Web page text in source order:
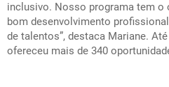
inclusivo. Nosso programa tem o
bom desenvolvimento
de talentos”, destaca Mariane.
ofereceu mais de 340